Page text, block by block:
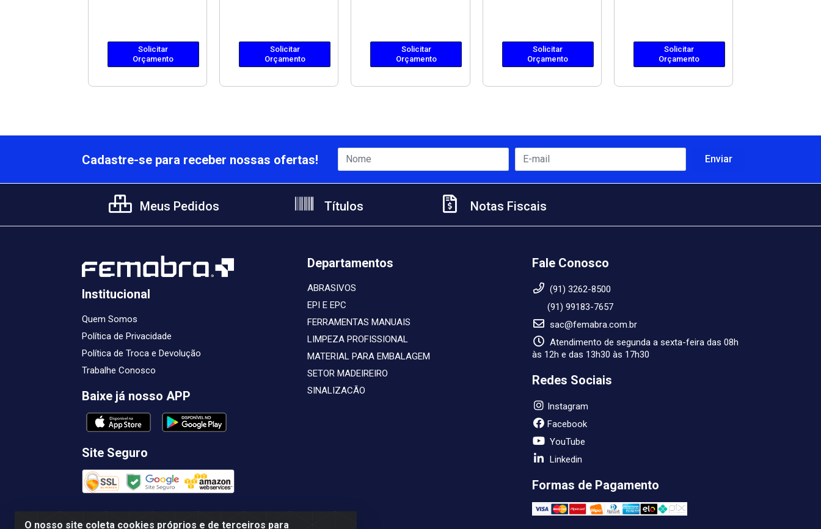
Solicitar
Orçamento
Solicitar
Orçamento
Solicitar
Orçamento
Solicitar
Orçamento
Solicitar
Orçamento
O nosso site coleta cookies próprios e de terceiros para
Cadastre-se para receber nossas ofertas!
Meus Pedidos Títulos Notas Fiscais
Institucional
Quem Somos
Política de Privacidade
Política de Troca e Devolução
Trabalhe Conosco
Baixe já nosso APP
Site Seguro
Departamentos
ABRASIVOS
EPI E EPC
FERRAMENTAS MANUAIS
LIMPEZA PROFISSIONAL
MATERIAL PARA EMBALAGEM
SETOR MADEIREIRO
SINALIZACÃO
Fale Conosco
(91) 3262-8500
(91) 99183-7657
sac@femabra.com.br
Atendimento de segunda a sexta-feira das 08h
às 12h e das 13h30 às 17h30
Redes Sociais
Instagram
Facebook
YouTube
Linkedin
Formas de Pagamento